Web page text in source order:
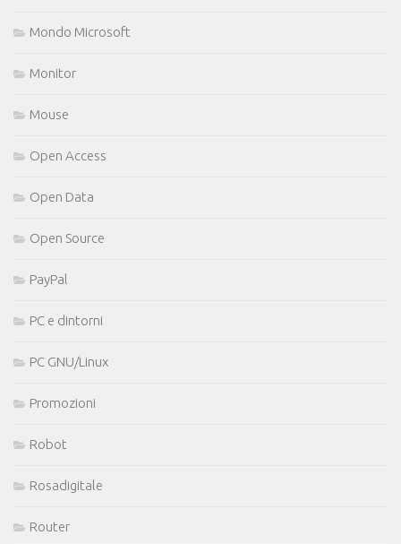
Mondo Microsoft
Monitor
Mouse
Open Access
Open Data
Open Source
PayPal
PC e dintorni
PC GNU/Linux
Promozioni
Robot
Rosadigitale
Router